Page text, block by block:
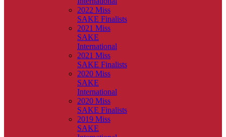
2022 Miss
SAKE Finalists
2021 Miss
SAKE
International
2021 Miss
SAKE Finalists
2020 Miss
SAKE
International
2020 Miss
SAKE Finalists
2019 Miss
SAKE